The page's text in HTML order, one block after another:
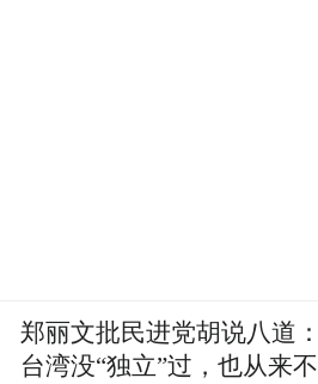
郑丽文批民进党胡说八道：
台湾没“独立”过，也从来不